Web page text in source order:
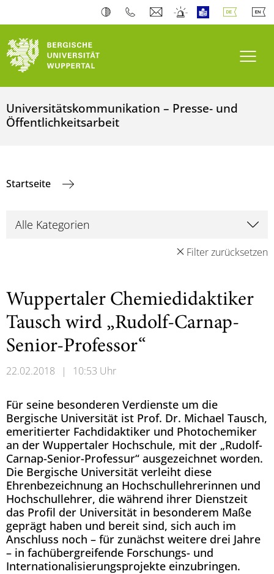
Universitätskommunikation – Presse- und
Öffentlichkeitsarbeit
Startseite
Filter zurücksetzen
Wuppertaler Chemiedidaktiker
Tausch wird „Rudolf-Carnap-
Senior-Professor“
22.02.2018 | 10:53 Uhr
Für seine besonderen Verdienste um die
Bergische Universität ist Prof. Dr. Michael Tausch,
emeritierter Fachdidaktiker und Photochemiker
an der Wuppertaler Hochschule, mit der „Rudolf-
Carnap-Senior-Professur“ ausgezeichnet worden.
Die Bergische Universität verleiht diese
Ehrenbezeichnung an Hochschullehrerinnen und
Hochschullehrer, die während ihrer Dienstzeit
das Profil der Universität in besonderem Maße
geprägt haben und bereit sind, sich auch im
Anschluss noch – für zunächst weitere drei Jahre
– in fachübergreifende Forschungs- und
Internationalisierungsprojekte einzubringen.